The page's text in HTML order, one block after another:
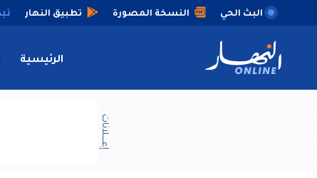
البث الحي النسخة المصورة تطبيق النهار
الرئيسية
إعــــلانات